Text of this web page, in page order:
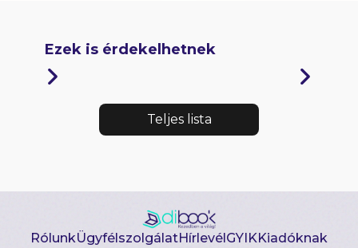
Ezek is érdekelhetnek
Teljes lista
RólunkÜgyfélszolgálatHírlevélGYIKKiadóknak